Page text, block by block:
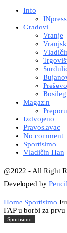
Info
Gradovi
Vranje
Preševo
Magazin
Izdvojeno
Pravoslavac
No comment
Sportisimo
Vladičin Han
@2022 - All Right
Developed by
Home Sportisimo
FAP u borbi za prvu
Sportisimo